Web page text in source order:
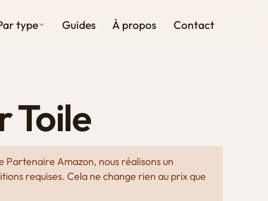
type Guides À propos Contact
Toile
Partenaire Amazon, nous réalisons un
requises. Cela ne change rien au prix que